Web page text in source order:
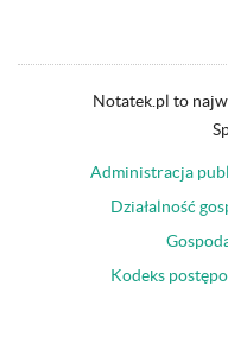
Notatek.pl to
Administracja
Działalność
Kodeks